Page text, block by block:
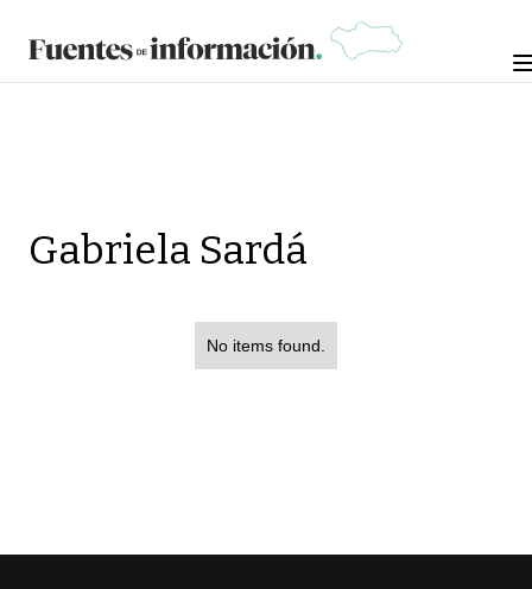
Gabriela Sardá
No items found.